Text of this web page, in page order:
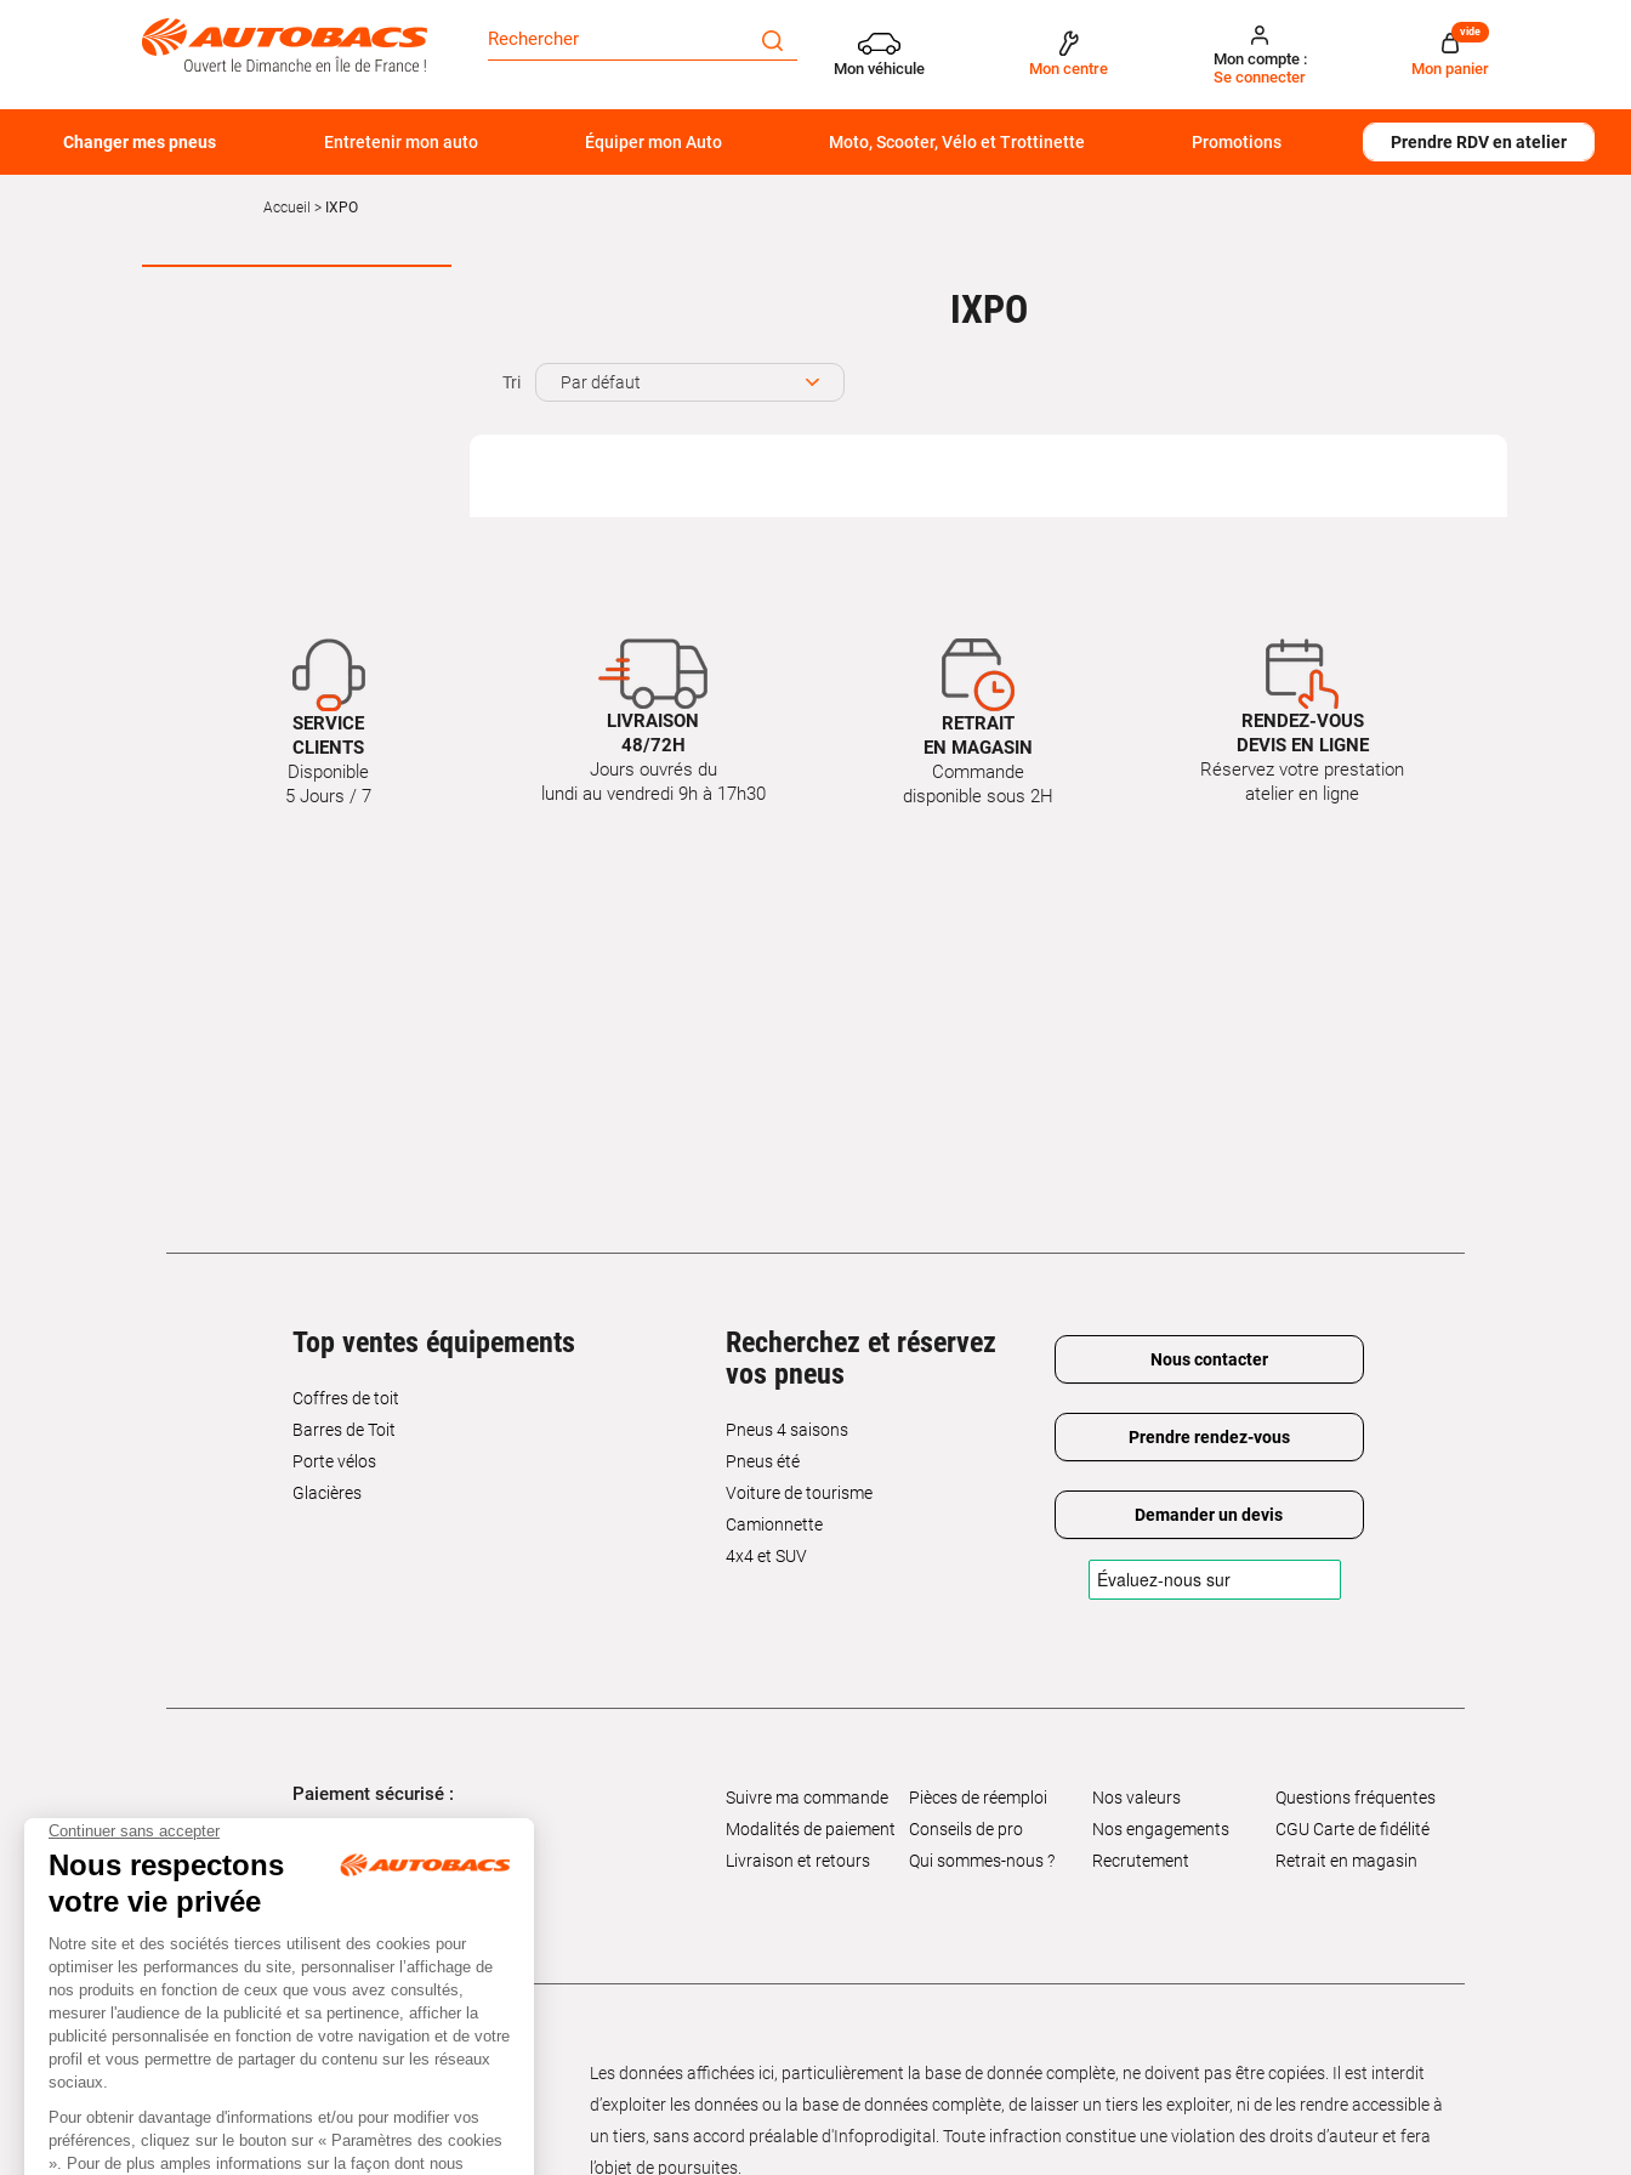
Mon véhicule Mon centre
Mon compte :
Se connecter
Mon panier
vide
Changer mes pneus Entretenir mon auto Équiper mon Auto Moto, Scooter, Vélo et Trottinette Promotions Prendre RDV en atelier
Accueil IXPO
IXPO
Tri Par défaut
SERVICE
CLIENTS
Disponible
5 Jours / 7
LIVRAISON
48/72H
Jours ouvrés du
lundi au vendredi 9h à 17h30
RETRAIT
EN MAGASIN
Commande
disponible sous 2H
RENDEZ-VOUS
DEVIS EN LIGNE
Réservez votre prestation
atelier en ligne
Top ventes équipements
Coffres de toit
Barres de Toit
Porte vélos
Glacières
Recherchez et réservez
vos pneus
Pneus 4 saisons
Pneus été
Voiture de tourisme
Camionnette
4x4 et SUV
Nous contacter
Prendre rendez-vous
Demander un devis
Paiement sécurisé :
Suivre ma commande
Modalités de paiement
Livraison et retours
Pièces de réemploi
Conseils de pro
Qui sommes-nous ?
Nos valeurs
Nos engagements
Recrutement
Questions fréquentes
CGU Carte de fidélité
Retrait en magasin
Les données affichées ici, particulièrement la base de donnée complète, ne doivent pas être copiées. Il est interdit
d’exploiter les données ou la base de données complète, de laisser un tiers les exploiter, ni de les rendre accessible à
un tiers, sans accord préalable d'Infoprodigital. Toute infraction constitue une violation des droits d’auteur et fera
l’objet de poursuites.